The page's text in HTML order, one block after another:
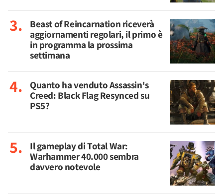
Beast of Reincarnation riceverà
aggiornamenti regolari, il primo è
in programma la prossima
settimana
Quanto ha venduto Assassin's
Creed: Black Flag Resynced su
PS5?
Il gameplay di Total War:
Warhammer 40.000 sembra
davvero notevole